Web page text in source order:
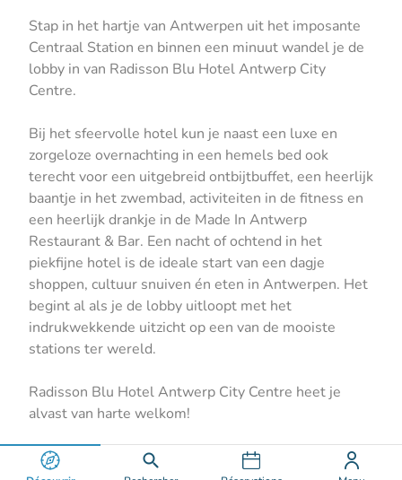
Stap in het hartje van Antwerpen uit het imposante
Centraal Station en binnen een minuut wandel je de
lobby in van Radisson Blu Hotel Antwerp City
Centre.
Bij het sfeervolle hotel kun je naast een luxe en
zorgeloze overnachting in een hemels bed ook
terecht voor een uitgebreid ontbijtbuffet, een heerlijk
baantje in het zwembad, activiteiten in de fitness en
een heerlijk drankje in de Made In Antwerp
Restaurant & Bar. Een nacht of ochtend in het
piekfijne hotel is de ideale start van een dagje
shoppen, cultuur snuiven én eten in Antwerpen. Het
begint al als je de lobby uitloopt met het
indrukwekkende uitzicht op een van de mooiste
stations ter wereld.
Radisson Blu Hotel Antwerp City Centre heet je
alvast van harte welkom!